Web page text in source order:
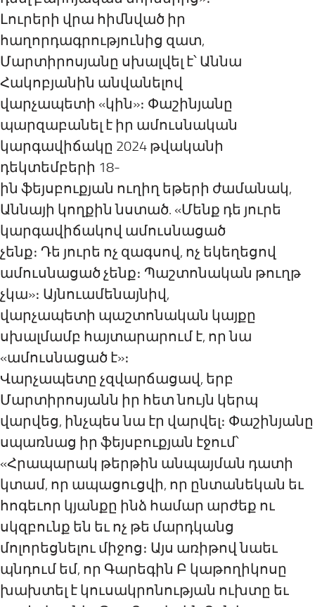
Լուրերի վրա հիմնված իր
հաղորդագրությունից զատ,
Մարտիրոսյանը սխալվել է՝ Աննա
Հակոբյանին անվանելով
վարչապետի «կին»։ Փաշինյանը
պարզաբանել է իր ամուսնական
կարգավիճակը 2024 թվականի
դեկտեմբերի 18-
ին ֆեյսբուքյան ուղիղ եթերի ժամանակ,
Աննայի կողքին նստած. «Մենք դե յուրե
կարգավիճակով ամուսնացած
չենք։ Դե յուրե ոչ զագսով, ոչ եկեղեցով
ամուսնացած չենք։ Պաշտոնական թուղթ
չկա»։ Այնուամենայնիվ,
վարչապետի պաշտոնական կայքը
սխալմամբ հայտարարում է, որ նա
«ամուսնացած է»։
Վարչապետը չզվարճացավ, երբ
Մարտիրոսյանն իր հետ նույն կերպ
վարվեց, ինչպես նա էր վարվել։ Փաշինյանը
սպառնաց իր ֆեյսբուքյան էջում՝
«Հրապարակ թերթին անպայման դատի
կտամ, որ ապացուցվի, որ ընտանեկան եւ
հոգեւոր կյանքը ինձ համար արժեք ու
սկզբունք են եւ ոչ թե մարդկանց
մոլորեցնելու միջոց։ Այս առիթով նաեւ
պնդում եմ, որ Գարեգին Բ կաթողիկոսը
խախտել է կուսակրոնության ուխտը եւ